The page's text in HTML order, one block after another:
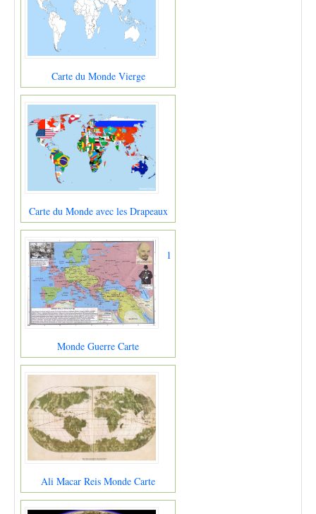
Carte du Monde Vierge
Carte du Monde avec les Drapeaux
1
Monde Guerre Carte
Ali Macar Reis Monde Carte